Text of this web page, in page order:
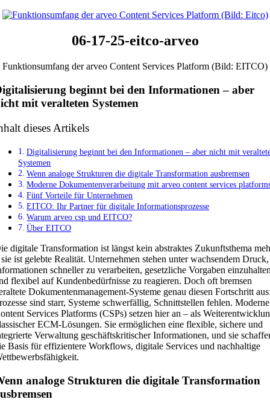
06-17-25-eitco-arveo
Funktionsumfang der arveo Content Services Platform (Bild: EITCO)
beginnt bei den Informationen – aber
mit veralteten Systemen
dieses Artikels
Digitalisierung beginnt bei den Informationen – aber nicht mit
Systemen
Wenn analoge Strukturen die digitale Transformation ausbremsen
Moderne Dokumentenverarbeitung mit arveo content services
Fünf Vorteile für Unternehmen
EITCO: Ihr Partner für digitale Informationsprozesse
Warum arveo csp und EITCO?
Über EITCO
digitale Transformation ist längst kein abstraktes Zukunftsthema
ist gelebte Realität. Unternehmen stehen unter wachsendem Druck,
schneller zu verarbeiten, gesetzliche Vorgaben
flexibel auf Kundenbedürfnisse zu reagieren. Doch oft bremsen
Dokumentenmanagement-Systeme genau diesen Fortschritt
sind starr, Systeme schwerfällig, Schnittstellen fehlen. Moderne
Services Platforms (CSPs) setzen hier an – als
ECM-Lösungen. Sie ermöglichen eine flexible, sichere und
Verwaltung geschäftskritischer Informationen, und sie
Basis für effizientere Workflows, digitale Services und nachhaltige
analoge Strukturen die digitale Transformation